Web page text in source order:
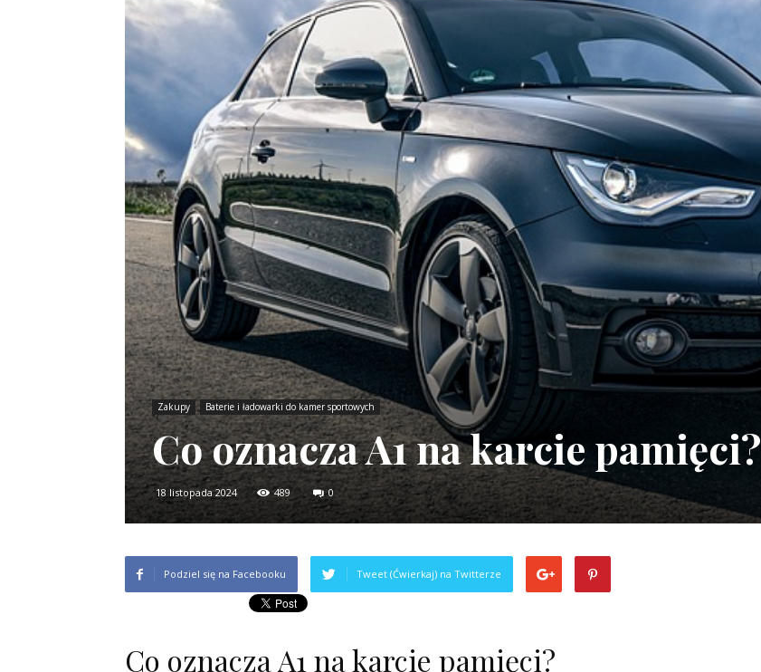
Zakupy Baterie i ładowarki do kamer sportowych
Co oznacza A1 na karcie pamięci?
18 listopada 2024 489 0
Podziel się na Facebooku Tweet (Ćwierkaj) na Twitterze
Co oznacza A1 na karcie pamięci?